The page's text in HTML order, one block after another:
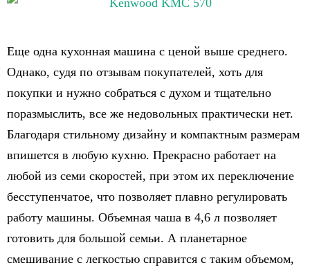
Еще одна кухонная машина с ценой выше среднего.
Однако, судя по отзывам покупателей, хоть для
покупки и нужно собраться с духом и тщательно
поразмыслить, все же недовольных практически нет.
Благодаря стильному дизайну и компактным размерам
впишется в любую кухню. Прекрасно работает на
любой из семи скоростей, при этом их переключение
бесступенчатое, что позволяет плавно регулировать
работу машины. Объемная чаша в 4,6 л позволяет
готовить для большой семьи. А планетарное
смешивание с легкостью справится с таким объемом,